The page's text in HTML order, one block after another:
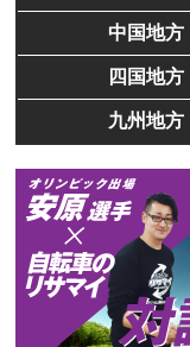
中国地方
四国地方
九州地方